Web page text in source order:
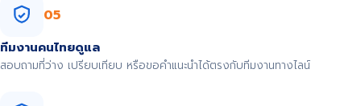
05
ทีมงานคนไทยดูแล
สอบถามที่ว่าง เปรียบเทียบ หรือขอคำแนะนำได้ตรงกับทีมงานทางไลน์